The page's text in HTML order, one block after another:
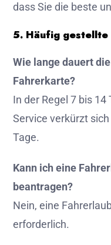
dass Sie die beste
5. Häufig gestellte
Wie lange dauert
Fahrerkarte?
In der Regel 7 bis
Service verkürzt
Tage.
Kann ich eine
beantragen?
Nein, eine
erforderlich.